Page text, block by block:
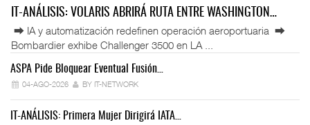
IT-ANÁLISIS: VOLARIS ABRIRÁ RUTA ENTRE WASHINGTON…
⮕ IA y automatización redefinen operación aeroportuaria ⮕
Bombardier exhibe Challenger 3500 en LA ...
ASPA Pide Bloquear Eventual Fusión…
04-AGO-2026 BY IT-NETWORK
IT-ANÁLISIS: Primera Mujer Dirigirá IATA…